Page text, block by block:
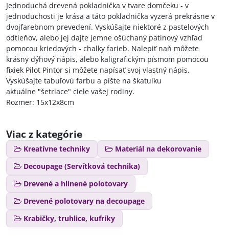
Jednoduchá drevená pokladnička v tvare domčeku - v
jednoduchosti je krása a táto pokladnička vyzerá prekrásne v
dvojfarebnom prevedení. Vyskúšajte niektoré z pastelových
odtieňov, alebo jej dajte jemne ošúchaný patinový vzhľad
pomocou kriedových - chalky farieb. Nalepiť naň môžete
krásny dýhový nápis, alebo kaligrafickým písmom pomocou
fixiek Pilot Pintor si môžete napísať svoj vlastný nápis.
Vyskúšajte tabuľovú farbu a píšte na škatuľku
aktuálne "šetriace" ciele vašej rodiny.
Rozmer: 15x12x8cm
Viac z kategórie
Kreatívne techniky
Materiál na dekorovanie
Decoupage (Servítková technika)
Drevené a hlinené polotovary
Drevené polotovary na decoupage
Krabičky, truhlice, kufríky